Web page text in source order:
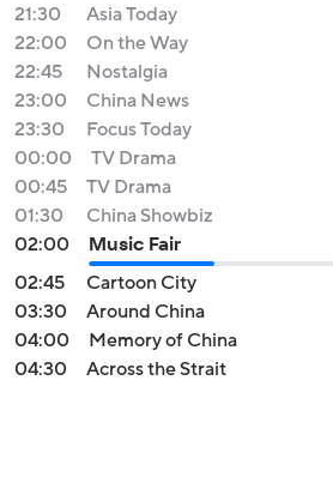
21:30
Asia Today
22:00
On the Way
22:45
Nostalgia
23:00
China News
23:30
Focus Today
00:00
TV Drama
00:45
TV Drama
01:30
China Showbiz
02:00
Music Fair
02:45
Cartoon City
03:30
Around China
04:00
Memory of China
04:30
Across the Strait